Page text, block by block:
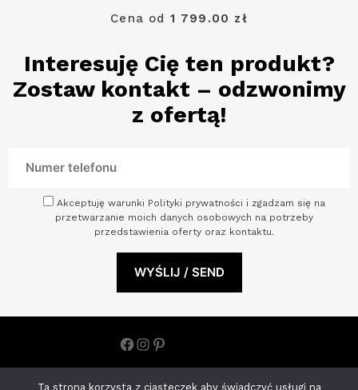
Cena od 1 799.00 zł
Interesuję Cię ten produkt?
Zostaw kontakt – odzwonimy
z ofertą!
Akceptuję warunki Polityki prywatności i zgadzam się na
przetwarzanie moich danych osobowych na potrzeby
przedstawienia oferty oraz kontaktu.
Facebook Instagram Pinterest
Polityka prywatności
Ta strona korzysta z ciasteczek aby świadczyć usługi na